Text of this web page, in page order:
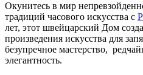
Окунитесь в мир
традиций часового искусства с
лет, этот швейцарский Дом
произведения искусства для
безупречное мастерство,
элегантность.